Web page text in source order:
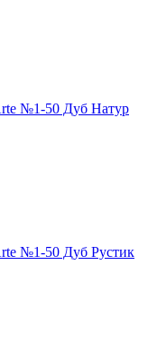
№1-50 Дуб Натур
№1-50 Дуб Рустик